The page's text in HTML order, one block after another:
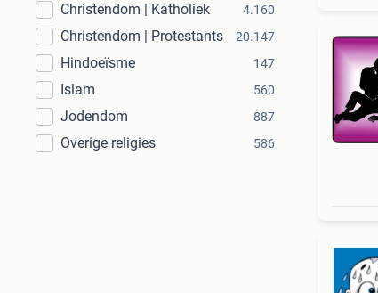
Christendom | Katholiek 4.160
Christendom | Protestants 20.147
Hindoeïsme 147
Islam 560
Jodendom 887
Overige religies 586